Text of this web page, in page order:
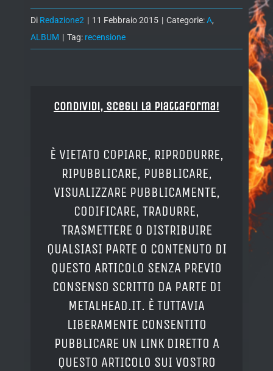
Di Redazione2 | 11 Febbraio 2015 | Categorie:A,
ALBUM | Tag: recensione
Condividi, Scegli la piattaforma!
È VIETATO COPIARE, RIPRODURRE,
RIPUBBLICARE, PUBBLICARE,
VISUALIZZARE PUBBLICAMENTE,
CODIFICARE, TRADURRE,
TRASMETTERE O DISTRIBUIRE
QUALSIASI PARTE O CONTENUTO DI
QUESTO ARTICOLO SENZA PREVIO
CONSENSO SCRITTO DA PARTE DI
METALHEAD.IT. È TUTTAVIA
LIBERAMENTE CONSENTITO
PUBBLICARE UN LINK DIRETTO A
QUESTO ARTICOLO SUI VOSTRO